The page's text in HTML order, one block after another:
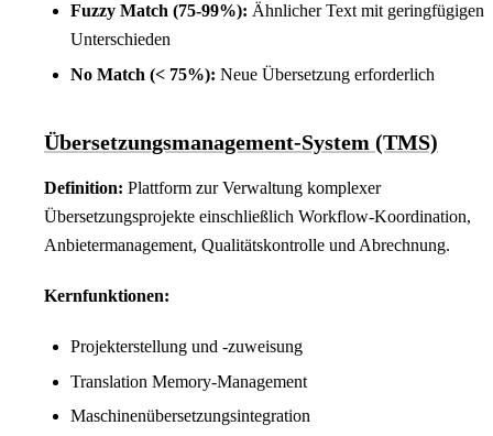
Fuzzy Match (75-99%): Ähnlicher Text mit geringfügigen
Unterschieden
No Match (< 75%): Neue Übersetzung erforderlich
Übersetzungsmanagement-System (TMS)
Definition: Plattform zur Verwaltung komplexer
Übersetzungsprojekte einschließlich Workflow-Koordination,
Anbietermanagement, Qualitätskontrolle und Abrechnung.
Kernfunktionen:
Projekterstellung und -zuweisung
Translation Memory-Management
Maschinenübersetzungsintegration